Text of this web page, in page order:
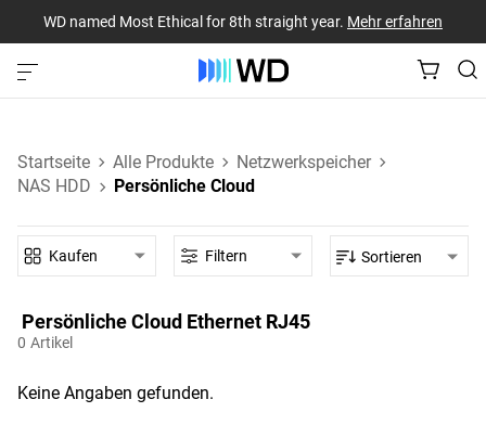
WD named Most Ethical for 8th straight year. Mehr erfahren
Startseite Alle Produkte
Netzwerkspeicher
NAS HDD
Persönliche Cloud
Persönliche Cloud‎ Ethernet RJ45‎
0 Artikel
Kaufen Filtern Sortieren
Keine Angaben gefunden.